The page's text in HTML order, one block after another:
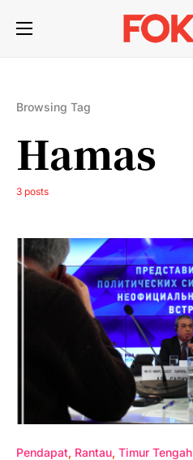
Browsing Tag
Hamas
3 posts
Pendapat Rantau Timur Tengah